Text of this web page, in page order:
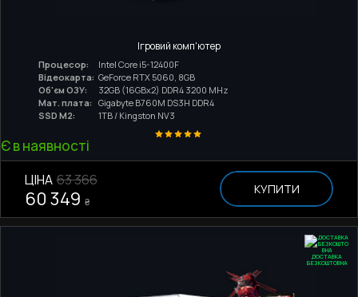
Ігровий комп'ютер
Процесор:
Intel Core i5-12400F
Відеокарта: GeForce RTX 5060, 8GB
Об'єм ОЗУ:
32GB (16GBx2) DDR4 3200 MHz
Мат. плата:
Gigabyte B760M DS3H DDR4
SSD M2:
1TB / Kingston NV3
Є в наявності
ЦІНА 63 366
60 349 ₴
КУПИТИ
ДОСТАВКА
БЕЗКОШТОВНА